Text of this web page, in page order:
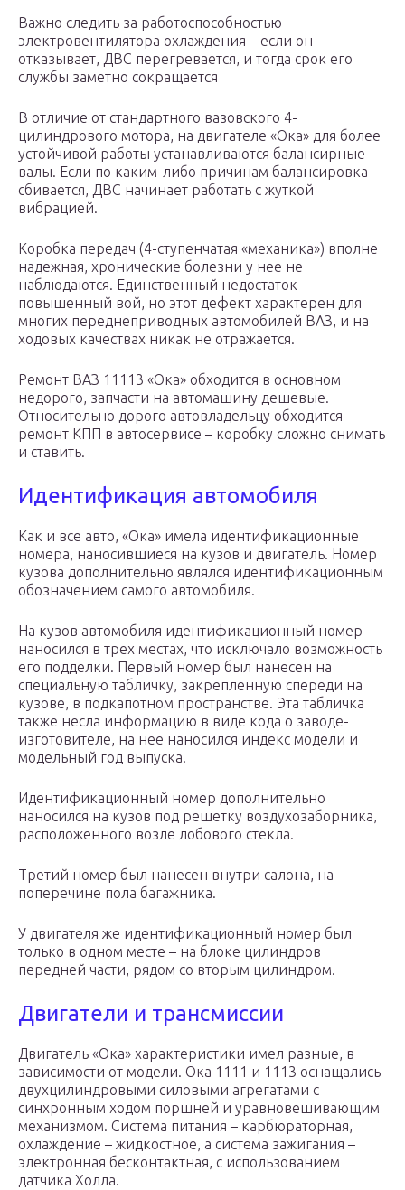
Важно следить за работоспособностью
электровентилятора охлаждения – если он
отказывает, ДВС перегревается, и тогда срок его
службы заметно сокращается
В отличие от стандартного вазовского 4-
цилиндрового мотора, на двигателе «Ока» для более
устойчивой работы устанавливаются балансирные
валы. Если по каким-либо причинам балансировка
сбивается, ДВС начинает работать с жуткой
вибрацией.
Коробка передач (4-ступенчатая «механика») вполне
надежная, хронические болезни у нее не
наблюдаются. Единственный недостаток –
повышенный вой, но этот дефект характерен для
многих переднеприводных автомобилей ВАЗ, и на
ходовых качествах никак не отражается.
Ремонт ВАЗ 11113 «Ока» обходится в основном
недорого, запчасти на автомашину дешевые.
Относительно дорого автовладельцу обходится
ремонт КПП в автосервисе – коробку сложно снимать
и ставить.
Идентификация автомобиля
Как и все авто, «Ока» имела идентификационные
номера, наносившиеся на кузов и двигатель. Номер
кузова дополнительно являлся идентификационным
обозначением самого автомобиля.
На кузов автомобиля идентификационный номер
наносился в трех местах, что исключало возможность
его подделки. Первый номер был нанесен на
специальную табличку, закрепленную спереди на
кузове, в подкапотном пространстве. Эта табличка
также несла информацию в виде кода о заводе-
изготовителе, на нее наносился индекс модели и
модельный год выпуска.
Идентификационный номер дополнительно
наносился на кузов под решетку воздухозаборника,
расположенного возле лобового стекла.
Третий номер был нанесен внутри салона, на
поперечине пола багажника.
У двигателя же идентификационный номер был
только в одном месте – на блоке цилиндров
передней части, рядом со вторым цилиндром.
Двигатели и трансмиссии
Двигатель «Ока» характеристики имел разные, в
зависимости от модели. Ока 1111 и 1113 оснащались
двухцилиндровыми силовыми агрегатами с
синхронным ходом поршней и уравновешивающим
механизмом. Система питания – карбюраторная,
охлаждение – жидкостное, а система зажигания –
электронная бесконтактная, с использованием
датчика Холла.